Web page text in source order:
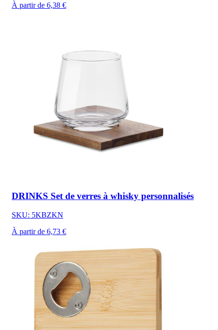
À partir de 6,38 €
DRINKS Set de verres à whisky personnalisés
SKU: 5KBZKN
À partir de 6,73 €